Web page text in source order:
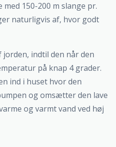
150-200 m slange pr.
naturligvis af, hvor godt
indtil den når den
på knap 4 grader.
ind i huset hvor den
og omsætter den lave
og varmt vand ved høj